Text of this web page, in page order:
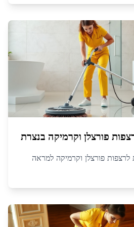
פורצלן וקרמיקה בנצרת
פורצלן וקרמיקה למראה